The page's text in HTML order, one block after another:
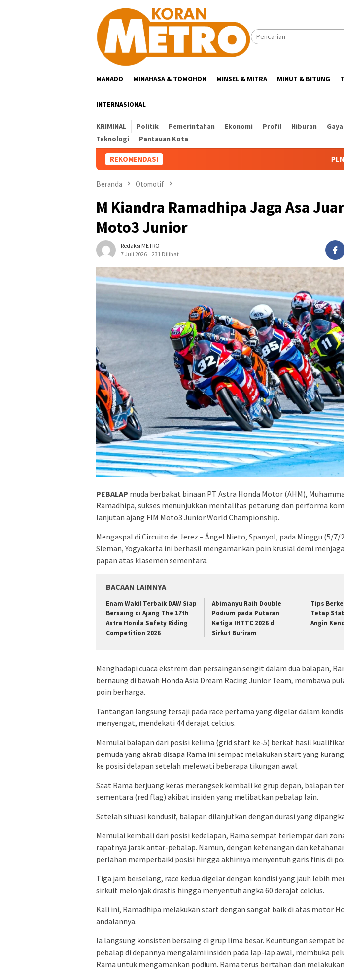
MANADO MINAHASA & TOMOHON MINSEL & MITRA MINUT & BITUNG
INTERNASIONAL
KRIMINAL Politik Pemerintahan Ekonomi Profil Hiburan
Teknologi
Pantauan Kota
REKOMENDASI PLN UP3 Tahuna
Beranda Otomotif
M Kiandra Ramadhipa Jaga Asa
Moto3 Junior
Redaksi METRO
7 Juli 2026
231 Dilihat
PEBALAP muda berbakat binaan PT Astra Honda Motor (AHM),
Ramadhipa, sukses menunjukkan mentalitas petarung dan performa
lanjutan ajang FIM Moto3 Junior World Championship.
Mengaspal di Circuito de Jerez – Ángel Nieto, Spanyol, pada Minggu (5/7/
Sleman, Yogyakarta ini berhasil mengamankan poin krusial demi
papan atas klasemen sementara.
BACAAN LAINNYA
Enam Wakil Terbaik DAW Siap
Bersaing di Ajang The 17th
Astra Honda Safety Riding
Competition 2026
Abimanyu Raih Double
Podium pada Putaran
Ketiga IHTTC 2026 di
Sirkut Buriram
Tips
Tetap
Angin
Menghadapi cuaca ekstrem dan persaingan sengit dalam dua balapan,
bernaung di bawah Honda Asia Dream Racing Junior Team, membawa
poin berharga.
Tantangan langsung tersaji pada race pertama yang digelar dalam
menyengat, mendekati 44 derajat celcius.
Memulai balapan dari posisi kelima (grid start ke-5) berkat hasil
pemuda yang akrab disapa Rama ini sempat melakukan start yang
ke posisi delapan setelah melewati beberapa tikungan awal.
Saat Rama berjuang keras merangsek kembali ke grup depan, balapan
sementara (red flag) akibat insiden yang melibatkan pebalap lain.
Setelah situasi kondusif, balapan dilanjutkan dengan durasi yang
Memulai kembali dari posisi kedelapan, Rama sempat terlempar dari
rapatnya jarak antar-pebalap. Namun, dengan ketenangan dan
perlahan memperbaiki posisi hingga akhirnya menyentuh garis finis di
Tiga jam berselang, race kedua digelar dengan kondisi yang jauh lebih
sirkuit melonjak drastis hingga menyentuh angka 60 derajat celcius.
Kali ini, Ramadhipa melakukan start dengan sangat baik di atas motor
andalannya.
Ia langsung konsisten bersaing di grup lima besar. Keuntungan sempat
pebalap di depannya mengalami insiden pada lap-lap awal, membuka
Rama untuk mengamankan podium. Rama terus bertahan dan